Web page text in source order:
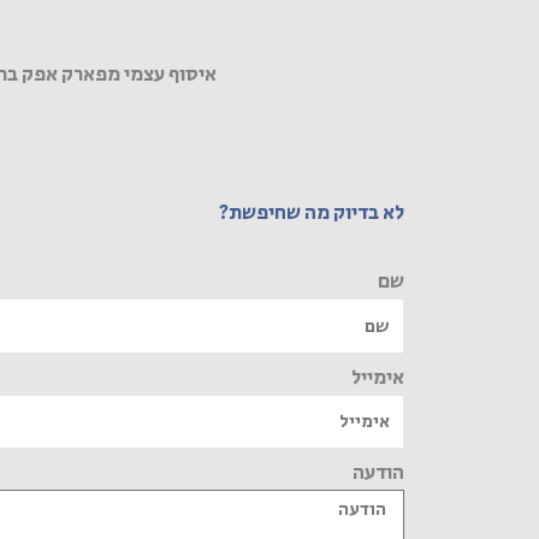
איסוף עצמי מפארק אפק
לא בדיוק מה שחיפשת?
שם
אימייל
הודעה